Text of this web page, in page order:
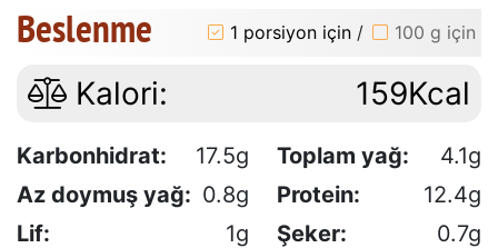
Beslenme 1 porsiyon için / 100 g için
Kalori: 159Kcal
Karbonhidrat: 17.5g Toplam yağ:
4.1g
Az doymuş yağ: 0.8g Protein:
12.4g
Lif:
1g Şeker:
0.7g